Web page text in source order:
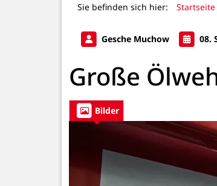
Sie befinden sich hier: Startseite
Gesche Muchow 08.
Große
Bilder